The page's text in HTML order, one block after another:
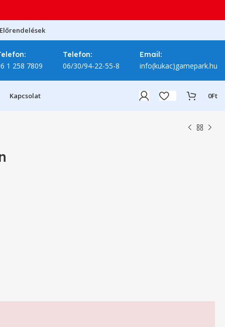
Előrendelések
1 258 7809
Telefon:
06/30/94-22-55-8
Email:
info(kukac)gamepark.hu
Kapcsolat 0Ft